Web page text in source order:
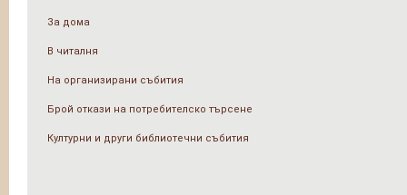
За дома
В читалня
На организирани събития
Брой откази на потребителско търсене
Културни и други библиотечни събития